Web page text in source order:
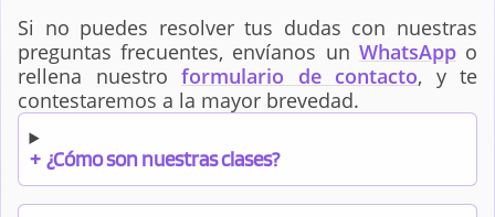
Si no puedes resolver tus dudas con nuestras
preguntas frecuentes, envíanos un WhatsAppo
rellena nuestro formulario de contacto, y te
contestaremos a la mayor brevedad.
+ ¿Cómo son nuestras clases?